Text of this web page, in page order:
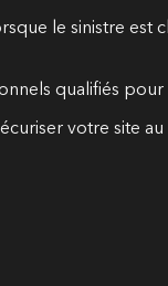
le sinistre est
qualifiés
votre site au